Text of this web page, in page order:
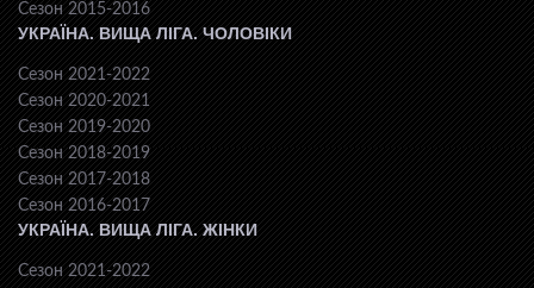
Сезон 2015-2016
УКРАЇНА. ВИЩА ЛІГА. ЧОЛОВІКИ
Сезон 2021-2022
Сезон 2020-2021
Сезон 2019-2020
Сезон 2018-2019
Сезон 2017-2018
Сезон 2016-2017
УКРАЇНА. ВИЩА ЛІГА. ЖІНКИ
Сезон 2021-2022